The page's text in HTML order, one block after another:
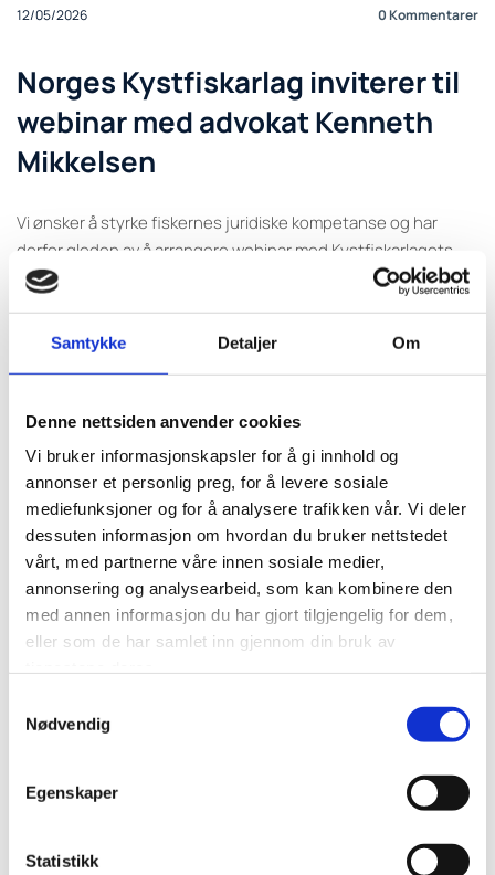
Samtykke Detaljer Om
Denne nettsiden anvender cookies
Vi bruker informasjonskapsler for å gi innhold og
annonser et personlig preg, for å levere sosiale
mediefunksjoner og for å analysere trafikken vår. Vi deler
dessuten informasjon om hvordan du bruker nettstedet
vårt, med partnerne våre innen sosiale medier,
annonsering og analysearbeid, som kan kombinere den
med annen informasjon du har gjort tilgjengelig for dem,
eller som de har samlet inn gjennom din bruk av
Nødvendig
Egenskaper
Statistikk
12/05/2026 0Kommentarer
Norges Kystfiskarlag inviterer til
webinar med advokat Kenneth
Mikkelsen
Vi ønsker å styrke fiskernes juridiske kompetanse og har
derfor gleden av å arrangere webinar med Kystfiskarlagets
samarbeidsadvokat Kenneth Mikkelsen fra Østgård DA, som
myndighetene.
Tidspunkt: Torsdag 14. mai 13.00-16.00
0 Feed
Skriv en kommentar
Navn
E-post: